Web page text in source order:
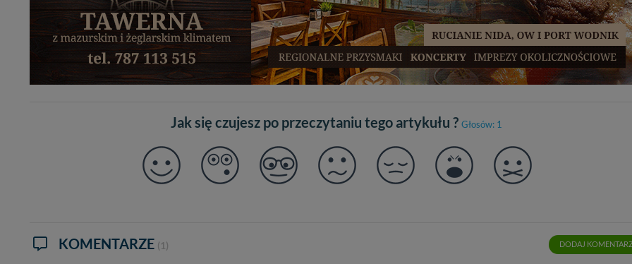
Jak się czujesz po przeczytaniu tego artykułu ? Głosów: 1
KOMENTARZE (1) DODAJ